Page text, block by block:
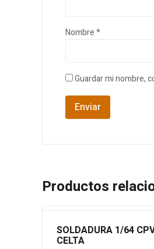
Nombre*
Guardar mi nombre,
Productos
SOLDADURA 1/64
CELTA